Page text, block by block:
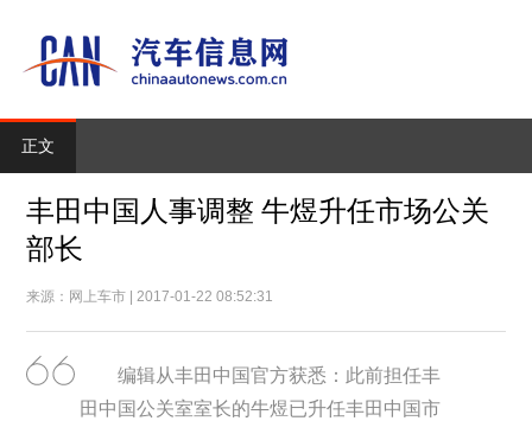
正文
丰田中国人事调整 牛煜升任市场公关
部长
来源：网上车市 | 2017-01-22 08:52:31
编辑从丰田中国官方获悉：此前担任丰
田中国公关室室长的牛煜已升任丰田中国市